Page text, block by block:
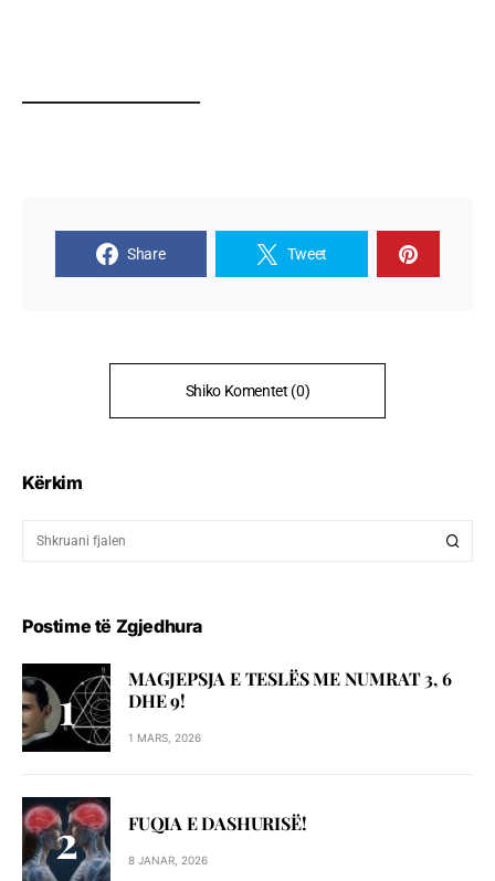
Share Tweet
Shiko Komentet (0)
Kërkim
Postime të Zgjedhura
MAGJEPSJA E TESLËS ME NUMRAT 3, 6
DHE 9!
1 MARS, 2026
FUQIA E DASHURISË!
8 JANAR, 2026